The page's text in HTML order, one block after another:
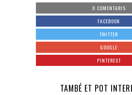
0 COMENTARIS
FACEBOOK
TWITTER
GOOGLE
PINTEREST
TAMBÉ ET POT